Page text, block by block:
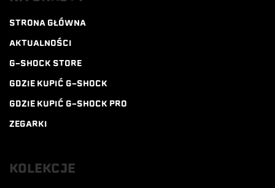
STRONA GŁÓWNA
AKTUALNOŚCI
G-SHOCK STORE
GDZIE KUPIĆ G-SHOCK
GDZIE KUPIĆ G-SHOCK PRO
ZEGARKI
KOLEKCJE